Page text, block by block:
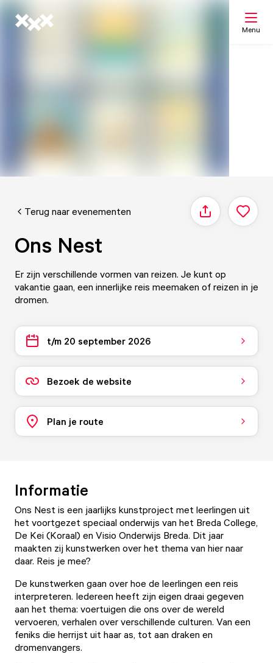
Menu
Terug naar evenementen Delen
Ons Nest
Er zijn verschillende vormen van reizen. Je kunt op
vakantie gaan, een innerlijke reis meemaken of reizen in je
dromen.
t/m 20 september 2026
Bezoek de website
Plan je route
Informatie
Ons Nest is een jaarlijks kunstproject met leerlingen uit
het voortgezet speciaal onderwijs van het Breda College,
De Kei (Koraal) en Visio Onderwijs Breda. Dit jaar
maakten zij kunstwerken over het thema van hier naar
daar. Reis je mee?
De kunstwerken gaan over hoe de leerlingen een reis
interpreteren. Iedereen heeft zijn eigen draai gegeven
aan het thema: voertuigen die ons over de wereld
vervoeren, verhalen over verschillende culturen. Van een
feniks die herrijst uit haar as, tot aan draken en
dromenvangers.